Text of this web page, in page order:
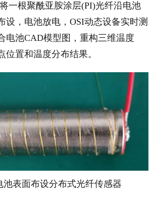
根聚酰亚胺涂层(PI)光纤沿电池
设，电池放电，OSI动态设备实时测
电池CAD模型图，重构三维温度
位置和温度分布结果。
表面布设分布式光纤传感器